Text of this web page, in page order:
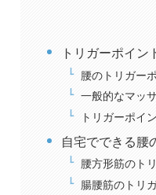
トリガーポイ
腰のトリガー
一般的なマッ
トリガーポイ
自宅でできる腰
腰方形筋のト
腸腰筋のトリ